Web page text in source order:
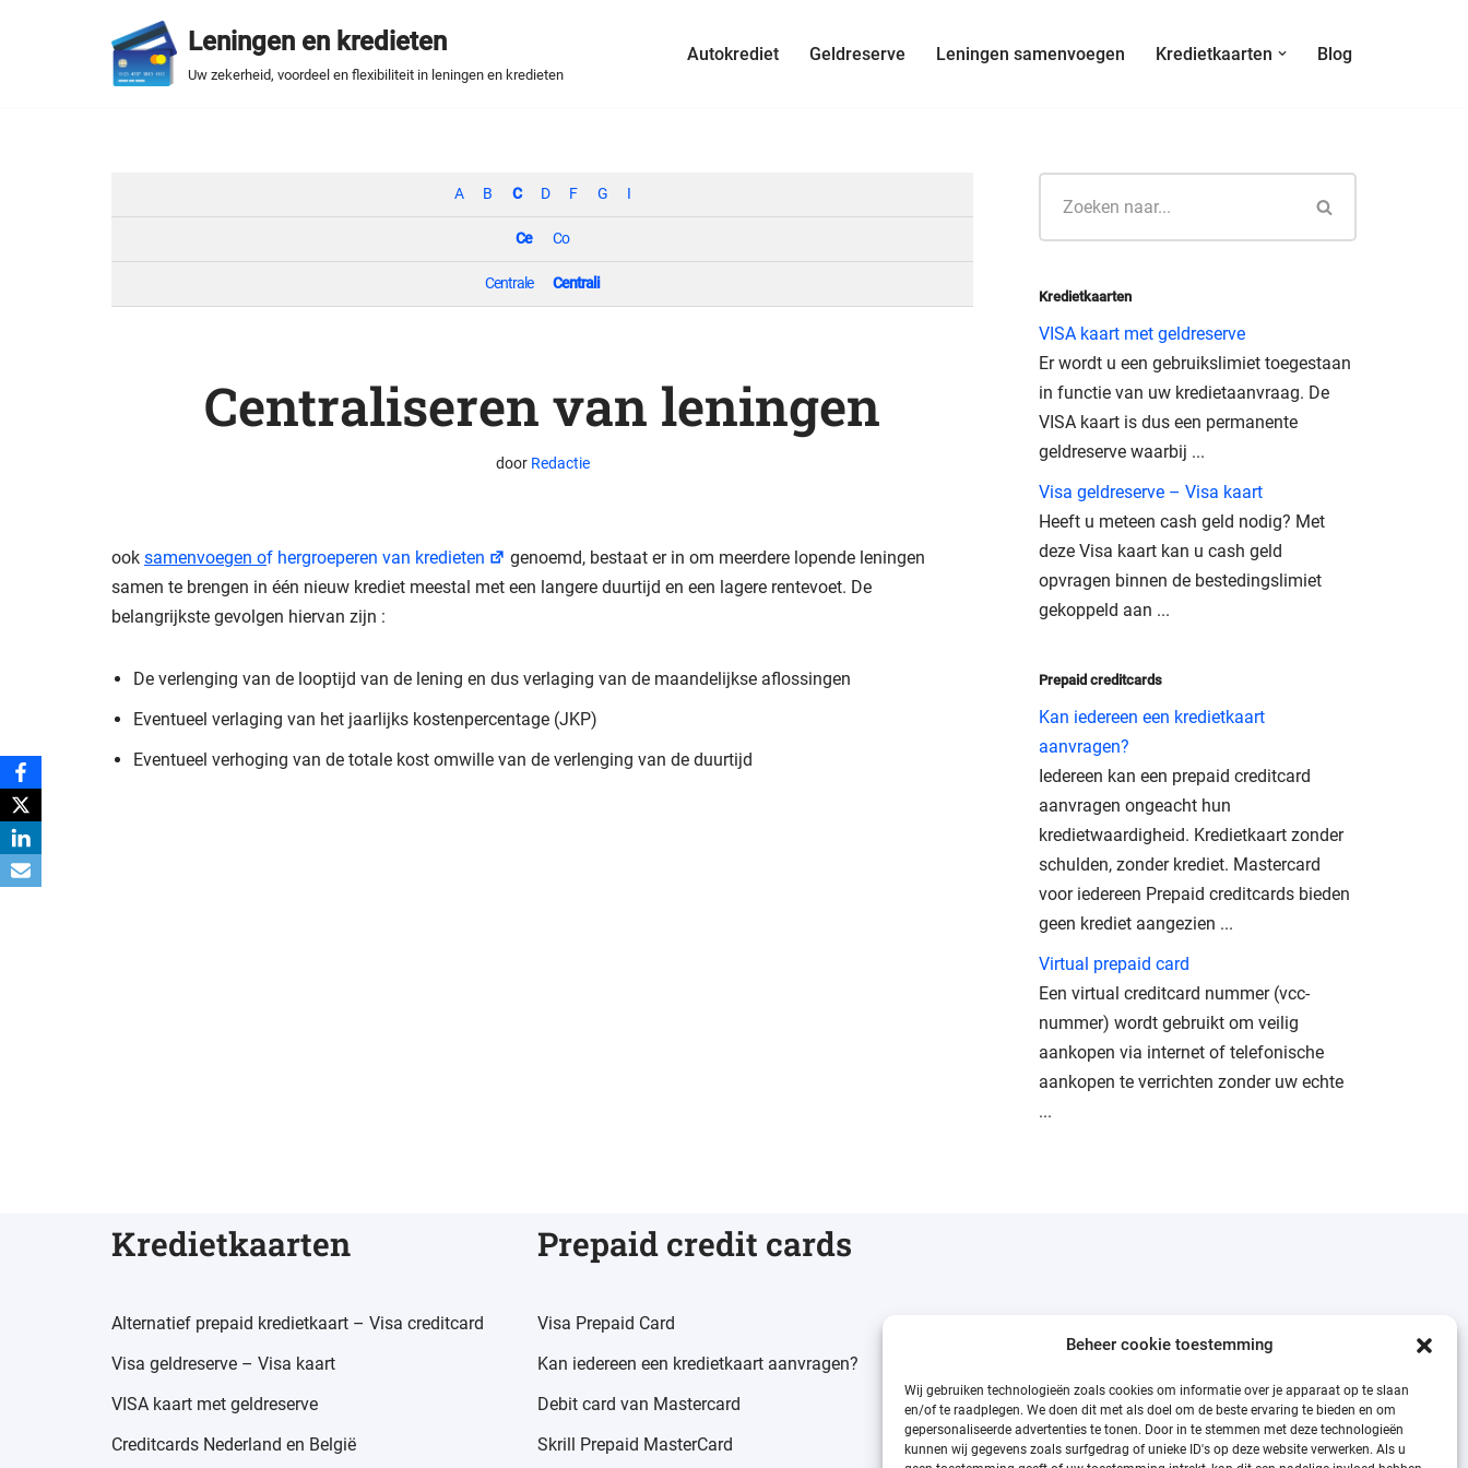
Beheer cookie toestemming
Wij gebruiken technologieën zoals cookies om informatie over je apparaat op te slaan
en/of te raadplegen. We doen dit met als doel om de beste ervaring te bieden en om
gepersonaliseerde advertenties te tonen. Door in te stemmen met deze technologieën
kunnen wij gegevens zoals surfgedrag of unieke ID's op deze website verwerken. Als u
Leningen en kredieten
Uw zekerheid, voordeel en flexibiliteit in leningen en kredieten
Autokrediet Geldreserve Leningen samenvoegen Kredietkaarten Blog
A B C D F G I
Ce Co
Centrale Centrali
Centraliseren van leningen
door Redactie
ook samenvoegen of hergroeperen van kredieten
genoemd, bestaat er in om meerdere lopende leningen
samen te brengen in één nieuw krediet meestal met een langere duurtijd en een lagere rentevoet. De
belangrijkste gevolgen hiervan zijn :
De verlenging van de looptijd van de lening en dus verlaging van de maandelijkse aflossingen
Eventueel verlaging van het jaarlijks kostenpercentage (JKP)
Eventueel verhoging van de totale kost omwille van de verlenging van de duurtijd
Kredietkaarten
VISA kaart met geldreserve
Er wordt u een gebruikslimiet toegestaan
in functie van uw kredietaanvraag. De
VISA kaart is dus een permanente
geldreserve waarbij ...
Visa geldreserve – Visa kaart
Heeft u meteen cash geld nodig? Met
deze Visa kaart kan u cash geld
opvragen binnen de bestedingslimiet
gekoppeld aan ...
Prepaid creditcards
Kan iedereen een kredietkaart
aanvragen?
Iedereen kan een prepaid creditcard
aanvragen ongeacht hun
kredietwaardigheid. Kredietkaart zonder
schulden, zonder krediet. Mastercard
voor iedereen Prepaid creditcards bieden
geen krediet aangezien ...
Virtual prepaid card
Een virtual creditcard nummer (vcc-
nummer) wordt gebruikt om veilig
aankopen via internet of telefonische
aankopen te verrichten zonder uw echte
...
Kredietkaarten
Alternatief prepaid kredietkaart – Visa creditcard
Visa geldreserve – Visa kaart
VISA kaart met geldreserve
Creditcards Nederland en België
Prepaid credit cards
Visa Prepaid Card
Kan iedereen een kredietkaart aanvragen?
Debit card van Mastercard
Skrill Prepaid MasterCard